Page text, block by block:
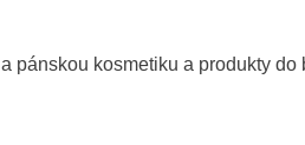
pánskou kosmetiku a produkty do